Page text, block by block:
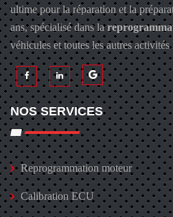
ultime pour la réparation et la
ans, spécialisé dans la
véhicules et toutes les autres
NOS SERVICES
Reprogrammation moteur
Calibration ECU